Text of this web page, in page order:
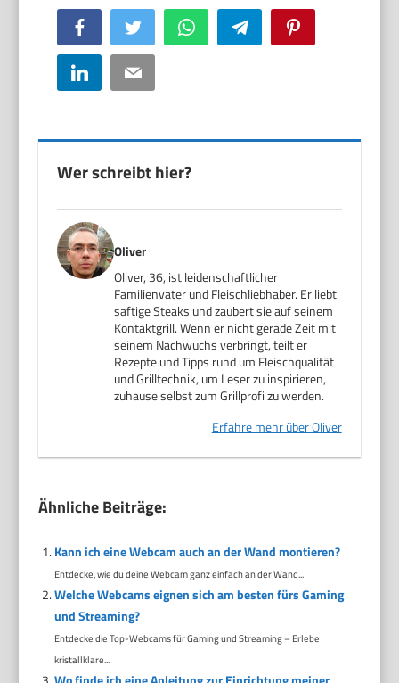
Facebook Twitter WhatsApp Telegram
LinkedIn Email
Wer schreibt hier?
Oliver
Oliver, 36, ist leidenschaftlicher
Familienvater und Fleischliebhaber. Er liebt
saftige Steaks und zaubert sie auf seinem
Kontaktgrill. Wenn er nicht gerade Zeit mit
seinem Nachwuchs verbringt, teilt er
Rezepte und Tipps rund um Fleischqualität
und Grilltechnik, um Leser zu inspirieren,
zuhause selbst zum Grillprofi zu werden.
Erfahre mehr über Oliver
Ähnliche Beiträge:
Kann ich eine Webcam auch an der Wand montieren?
Entdecke, wie du deine Webcam ganz einfach an der Wand...
Welche Webcams eignen sich am besten fürs Gaming
und Streaming?
Entdecke die Top-Webcams für Gaming und Streaming – Erlebe
kristallklare...